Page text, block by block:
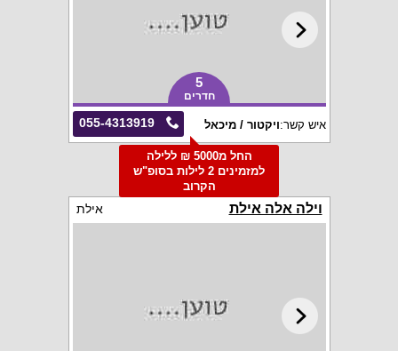
5
חדרים
055-4313919 איש קשר:ויקטור / מיכאל
החל מ5000 ₪ ללילה
למזמינים 2 לילות בסופ"ש
הקרוב
וילה אלה אילת אילת